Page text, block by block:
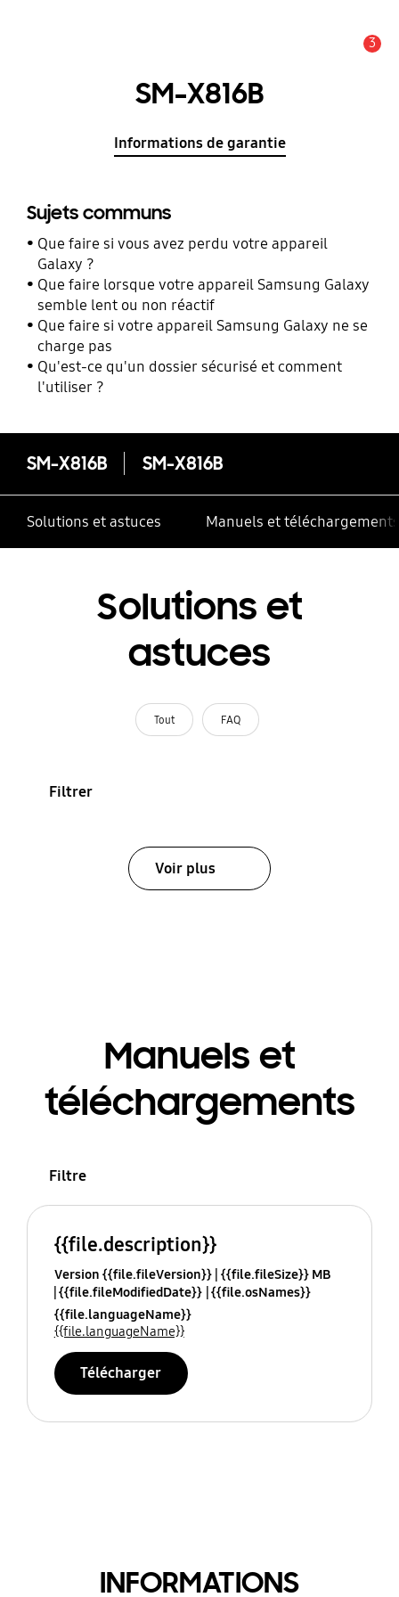
3
SM-X816B
Informations de garantie
Sujets communs
Que faire si vous avez perdu votre appareil
Galaxy ?
Que faire lorsque votre appareil Samsung Galaxy
semble lent ou non réactif
Que faire si votre appareil Samsung Galaxy ne se
charge pas
Qu'est-ce qu'un dossier sécurisé et comment
l'utiliser ?
SM-X816B SM-X816B
Solutions et astuces Manuels et téléchargements
Solutions et
astuces
Tout FAQ
Filtrer
Voir plus
Manuels et
téléchargements
Filtre
{{file.description}}
Version {{file.fileVersion}} {{file.fileSize}} MB
{{file.fileModifiedDate}} {{file.osNames}}
{{file.languageName}}
{{file.languageName}}
Télécharger
INFORMATIONS